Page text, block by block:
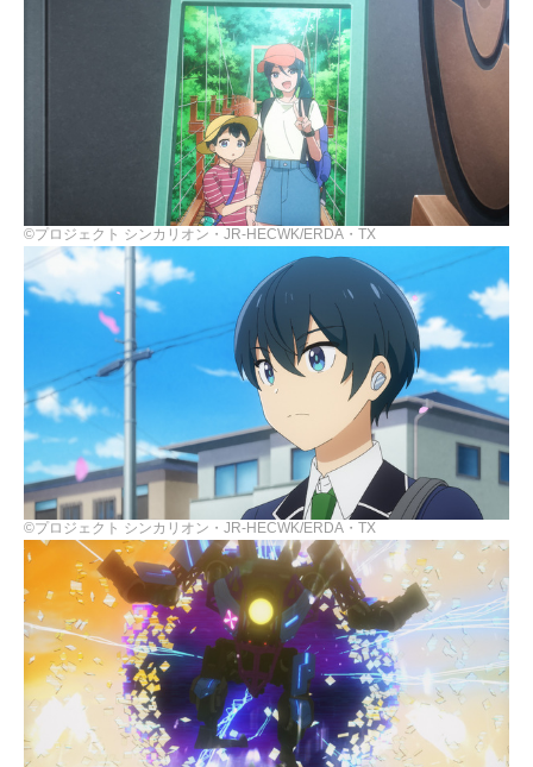
©プロジェクト シンカリオン・JR-HECWK/ERDA・TX
©プロジェクト シンカリオン・JR-HECWK/ERDA・TX